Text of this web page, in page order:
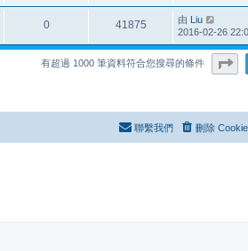
0 41875 由 Liu
2016-02-26
有超過 1000 筆資料符合您搜尋的條件
刪除
聯繫我們